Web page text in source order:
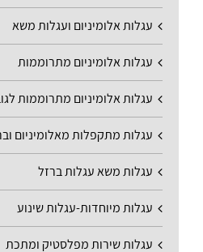
עגלות אלומיניום ועגלות משא
עגלות אלומיניום מתרוממות
עגלות אלומיניום מתרוממות
עגלות מתקפלות מאלומיניום
עגלות משא עגלות ברזל
עגלות מיוחדות-עגלות שינוע
עגלות שירות מפלסטיק ומתכת